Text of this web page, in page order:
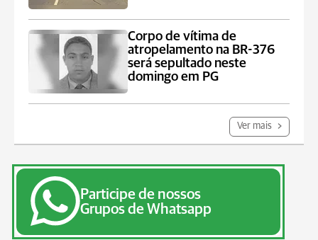
Corpo de vítima de
atropelamento na BR-376
será sepultado neste
domingo em PG
Ver mais
Participe de nossos
Grupos de Whatsapp